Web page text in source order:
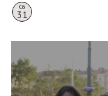
Сб
31